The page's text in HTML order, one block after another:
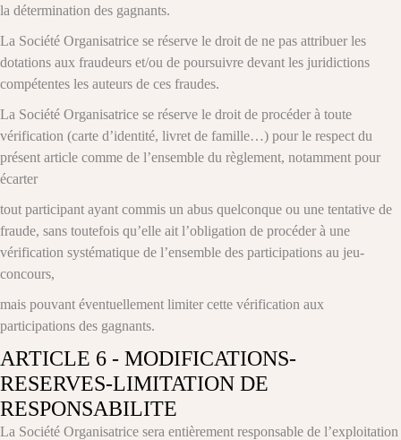
la détermination des gagnants.
La Société Organisatrice se réserve le droit de ne pas attribuer les
dotations aux fraudeurs et/ou de poursuivre devant les juridictions
compétentes les auteurs de ces fraudes.
La Société Organisatrice se réserve le droit de procéder à toute
vérification (carte d’identité, livret de famille…) pour le respect du
présent article comme de l’ensemble du règlement, notamment pour
écarter
tout participant ayant commis un abus quelconque ou une tentative de
fraude, sans toutefois qu’elle ait l’obligation de procéder à une
vérification systématique de l’ensemble des participations au jeu-
concours,
mais pouvant éventuellement limiter cette vérification aux
participations des gagnants.
ARTICLE 6 - MODIFICATIONS-
RESERVES-LIMITATION DE
RESPONSABILITE
La Société Organisatrice sera entièrement responsable de l’exploitation